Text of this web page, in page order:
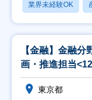
業界未経験OK
【金融】金融
画・推進担当
東京都